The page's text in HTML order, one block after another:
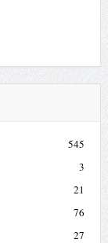
545
3
21
76
27